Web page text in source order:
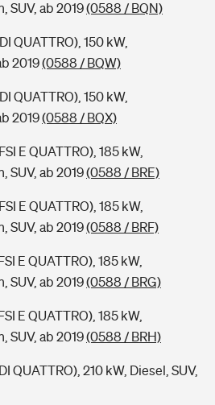
SUV, ab 2019(0588 / BQN)
QUATTRO), 150 kW,
2019(0588 / BQW)
QUATTRO), 150 kW,
2019(0588 / BQX)
E QUATTRO), 185 kW,
SUV, ab 2019(0588 / BRE)
E QUATTRO), 185 kW,
SUV, ab 2019(0588 / BRF)
E QUATTRO), 185 kW,
SUV, ab 2019(0588 / BRG)
E QUATTRO), 185 kW,
SUV, ab 2019(0588 / BRH)
QUATTRO), 210 kW, Diesel, SUV,